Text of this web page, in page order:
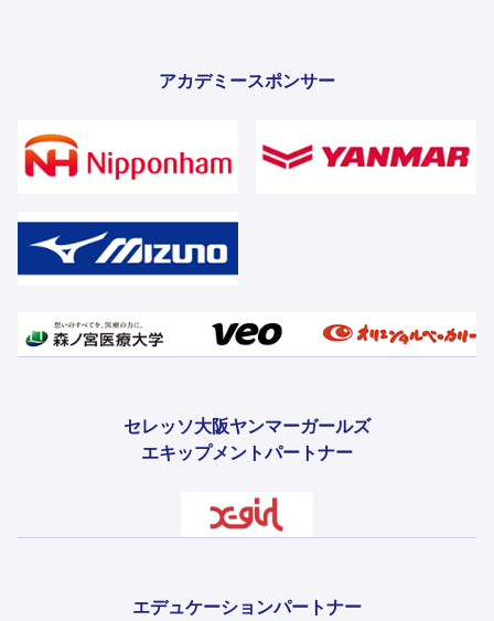
アカデミースポンサー
セレッソ大阪ヤンマーガールズ
エキップメントパートナー
エデュケーションパートナー